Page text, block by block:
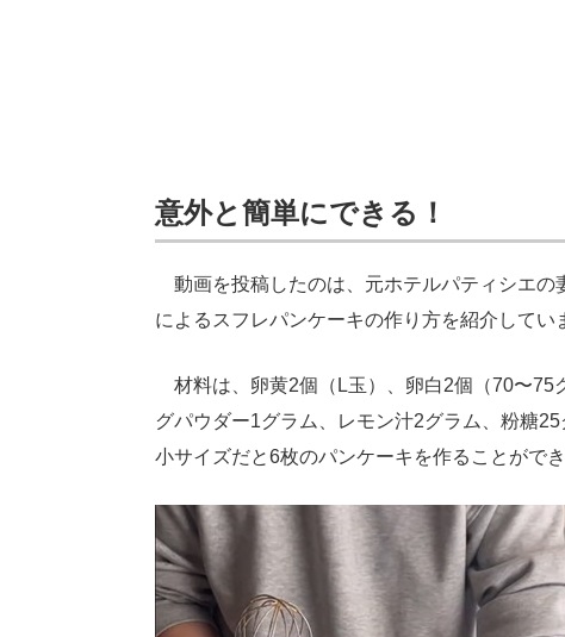
意外と簡単にできる！
動画を投稿したのは、元ホテルパティシエの
によるスフレパンケーキの作り方を紹介してい
材料は、卵黄2個（L玉）、卵白2個（70〜75
グパウダー1グラム、レモン汁2グラム、粉糖
小サイズだと6枚のパンケーキを作ることができ